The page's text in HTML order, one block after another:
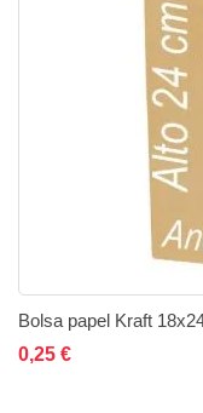
Bolsa papel Kraft
0,25 €